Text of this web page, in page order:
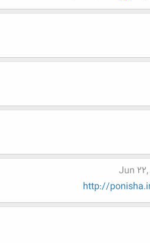
Jun 22,
http://